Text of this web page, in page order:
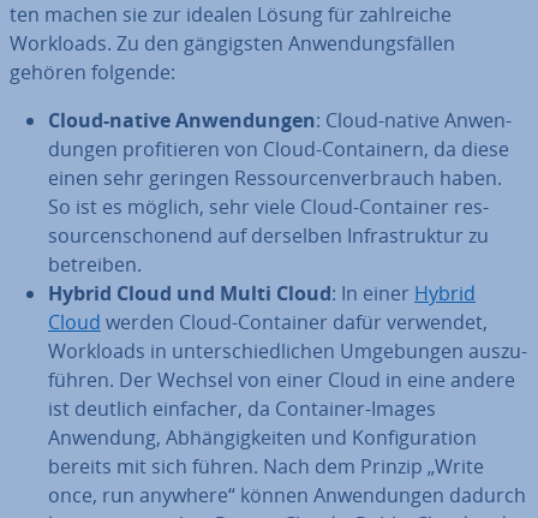
ten machen sie zur idealen Lösung für zahl­rei­che
Workloads. Zu den gän­gigs­ten An­wen­dungs­fäl­len
gehören folgende:
Cloud-native An­wen­dun­gen: Cloud-native An­wen­
dun­gen pro­fi­tie­ren von Cloud-Con­tai­nern, da diese
einen sehr geringen Res­sour­cen­ver­brauch haben.
So ist es möglich, sehr viele Cloud-Container res­
sour­cen­scho­nend auf derselben In­fra­struk­tur zu
betreiben.
Hybrid Cloud und Multi Cloud: In einer Hybrid
Cloud werden Cloud-Container dafür verwendet,
Workloads in un­ter­schied­li­chen Um­ge­bun­gen aus­zu­
füh­ren. Der Wechsel von einer Cloud in eine andere
ist deutlich einfacher, da Container-Images
Anwendung, Ab­hän­gig­kei­ten und Kon­fi­gu­ra­ti­on
bereits mit sich führen. Nach dem Prinzip „Write
once, run anywhere“ können An­wen­dun­gen dadurch